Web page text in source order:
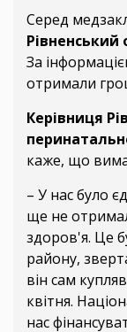
Серед
За
отримали
Керівниця
каже, що
– У нас було
ще не
здоров'я. Це
району,
він сам
квітня.
нас